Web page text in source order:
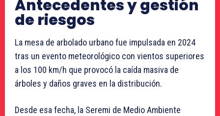
Antecedentes y gestión
de riesgos
La mesa de arbolado urbano fue impulsada en 2024
tras un evento meteorológico con vientos superiores
a los 100 km/h que provocó la caída masiva de
árboles y daños graves en la distribución.
Desde esa fecha, la Seremi de Medio Ambiente